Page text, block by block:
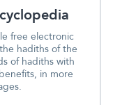
free electronic
hadiths of the
of hadiths with
in more